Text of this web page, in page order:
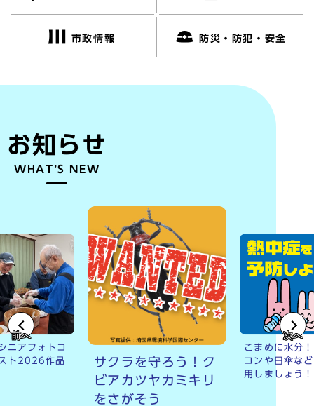
市政情報 防災・防犯・安全
お知らせ
WHAT’S NEW
前へ
ニアフォトコ
ト2026作品 サクラを守ろう！ク
ビアカツヤカミキリ
をさがそう
こまめに水分
コンや日傘な
用しましょう！
次へ